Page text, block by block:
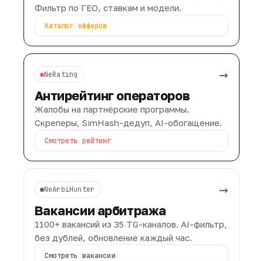
Фильтр по ГЕО, ставкам и модели.
Каталог офферов
NeRating →
Антирейтинг операторов
Жалобы на партнёрские программы.
Скреперы, SimHash-дедуп, AI-обогащение.
Смотреть рейтинг
NeArbiHunter →
Вакансии арбитража
1100+ вакансий из 35 TG-каналов. AI-фильтр,
без дублей, обновление каждый час.
Смотреть вакансии